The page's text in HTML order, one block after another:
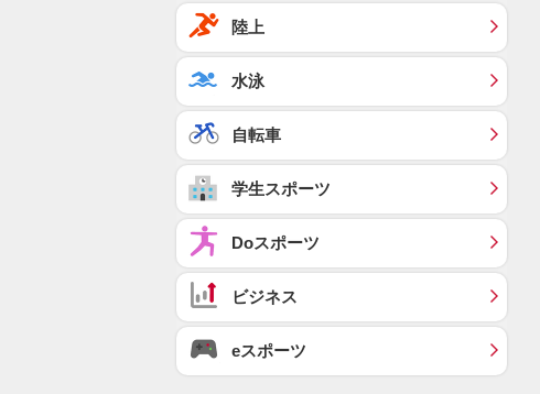
陸上
水泳
自転車
学生スポーツ
Doスポーツ
ビジネス
eスポーツ